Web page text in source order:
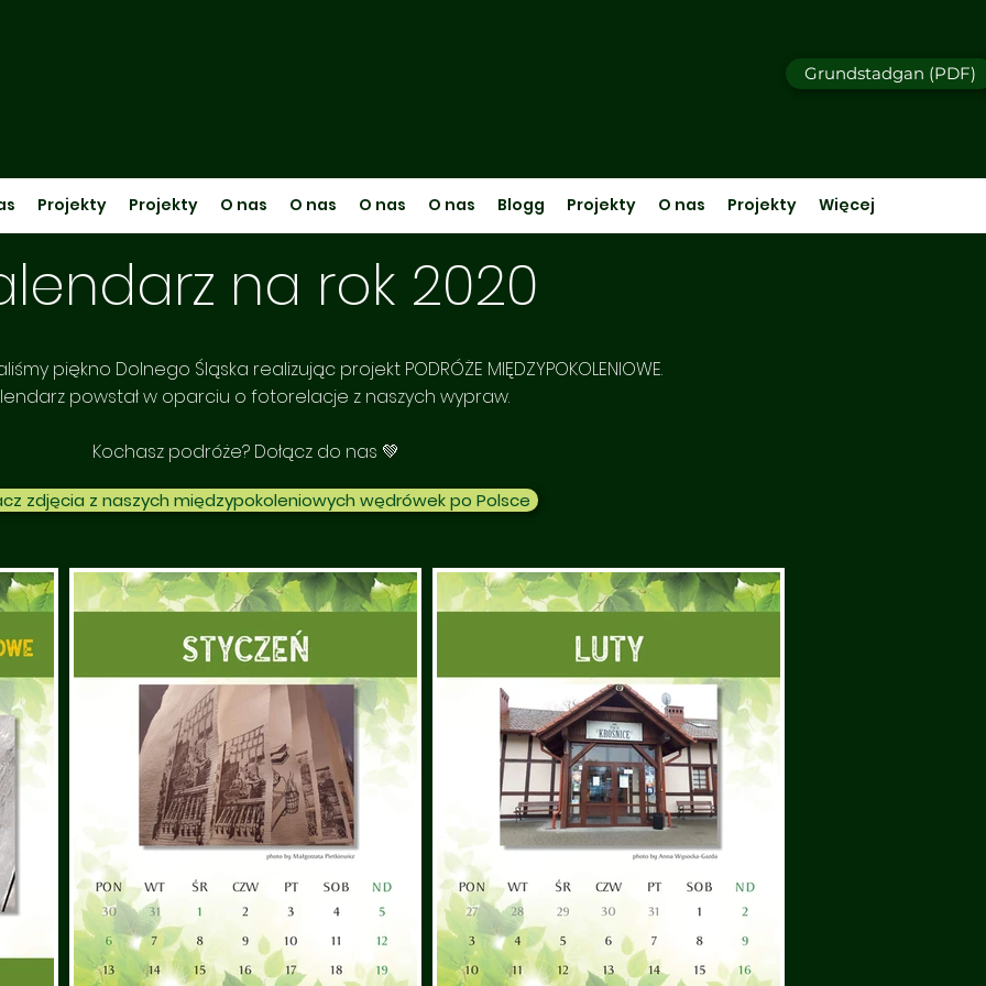
Projekty Projekty O nas O nas O nas O nas Blogg Projekty O nas Projekty Więcej
Grundstadgan (PDF)
na rok 2020
piękno Dolnego Śląska realizując projekt PODRÓŻE MIĘDZYPOKOLENIOWE.
powstał w oparciu o fotorelacje z naszych wypraw.
Kochasz podróże? Dołącz do nas 💚
zdjęcia z naszych międzypokoleniowych wędrówek po Polsce